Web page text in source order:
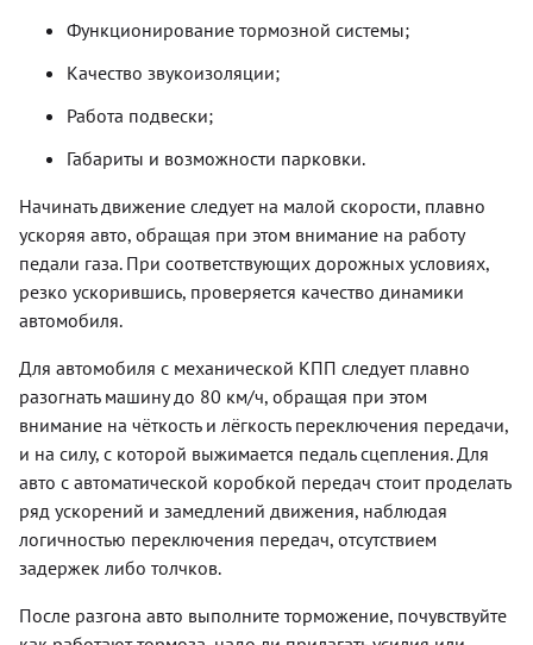
Функционирование тормозной системы;
Качество звукоизоляции;
Работа подвески;
Габариты и возможности парковки.
Начинать движение следует на малой скорости, плавно
ускоряя авто, обращая при этом внимание на работу
педали газа. При соответствующих дорожных условиях,
резко ускорившись, проверяется качество динамики
автомобиля.
Для автомобиля с механической КПП следует плавно
разогнать машину до 80 км/ч, обращая при этом
внимание на чёткость и лёгкость переключения передачи,
и на силу, с которой выжимается педаль сцепления. Для
авто с автоматической коробкой передач стоит проделать
ряд ускорений и замедлений движения, наблюдая
логичностью переключения передач, отсутствием
задержек либо толчков.
После разгона авто выполните торможение, почувствуйте